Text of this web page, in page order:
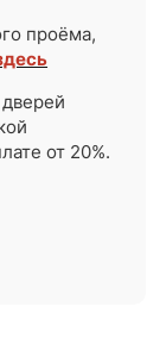
проёма,
от 20%.